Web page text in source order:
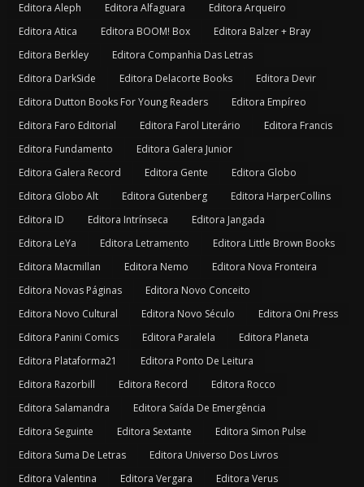
Editora Aleph Editora Alfaguara
Editora Arqueiro
Editora Atica
Editora BOOM! Box
Editora Balzer + Bray
Editora Berkley
Editora Companhia Das Letras
Editora DarkSide
Editora Delacorte Books
Editora Devir
Editora Dutton Books For Young Readers
Editora Empíreo
Editora Faro Editorial
Editora Farol Literário
Editora Francis
Editora Fundamento
Editora Galera Junior
Editora Galera Record
Editora Gente
Editora Globo
Editora Globo Alt
Editora Gutenberg
Editora HarperCollins
Editora ID
Editora Intrínseca
Editora Jangada
Editora LeYa
Editora Letramento
Editora Little Brown Books
Editora Macmillan
Editora Nemo
Editora Nova Fronteira
Editora Novas Páginas
Editora Novo Conceito
Editora Novo Cultural
Editora Novo Século
Editora Oni Press
Editora Panini Comics
Editora Paralela
Editora Planeta
Editora Plataforma21
Editora Ponto De Leitura
Editora Razorbill
Editora Record
Editora Rocco
Editora Salamandra
Editora Saída De Emergência
Editora Seguinte
Editora Sextante
Editora Simon Pulse
Editora Suma De Letras
Editora Universo Dos Livros
Editora Valentina
Editora Vergara
Editora Verus